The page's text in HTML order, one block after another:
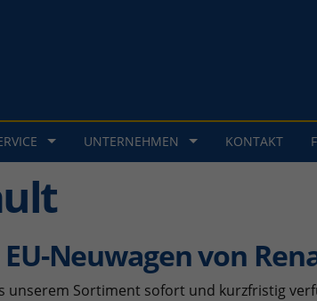
UNTERNEHMEN KONTAKT
Neuwagen von
unserem Sortiment sofort und kurzfristig